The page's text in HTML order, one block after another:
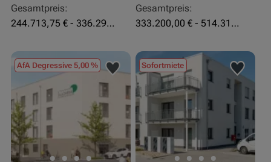
Gesamtpreis:
244.713,75 € - 336.292 €
Gesamtpreis:
333.200,00 € - 514.310,00 €
AfA Degressive 5,00 % Sofortmiete